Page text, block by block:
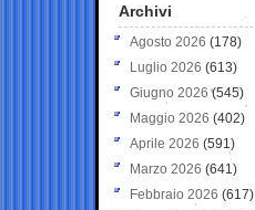
Archivi
Agosto 2026 (178)
Luglio 2026 (613)
Giugno 2026 (545)
Maggio 2026 (402)
Aprile 2026 (591)
Marzo 2026 (641)
Febbraio 2026 (617)